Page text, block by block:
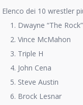
Elenco dei 10 wrestler
1. Dwayne “The
2. Vince McMahon
3. Triple H
4. John Cena
5. Steve Austin
6. Brock Lesnar